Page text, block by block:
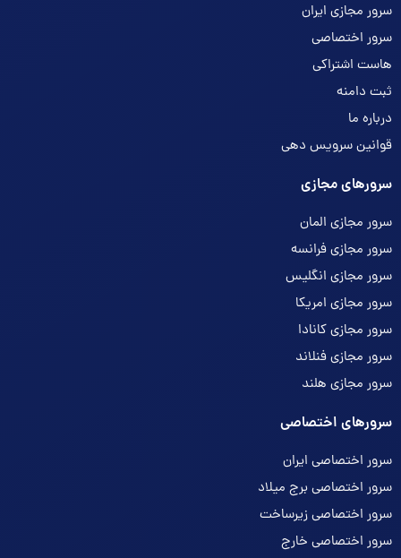
سرور مجازی ایران
سرور اختصاصی
هاست اشتراکی
ثبت دامنه
درباره ما
قوانین سرویس دهی
سرورهای مجازی
سرور مجازی المان
سرور مجازی فرانسه
سرور مجازی انگلیس
سرور مجازی امریکا
سرور مجازی کانادا
سرور مجازی فنلاند
سرور مجازی هلند
سرورهای اختصاصی
سرور اختصاصی ایران
سرور اختصاصی برج میلاد
سرور اختصاصی زیرساخت
سرور اختصاصی خارج